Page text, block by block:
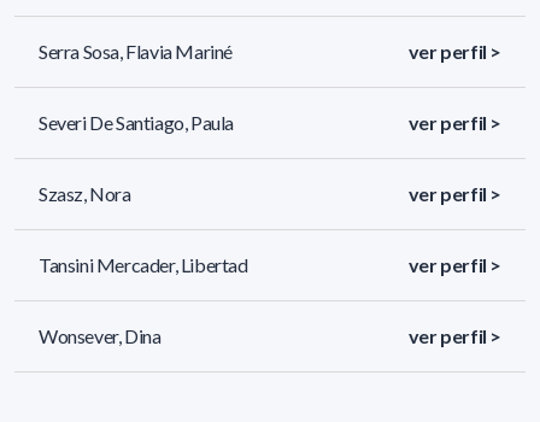
Serra Sosa, Flavia Mariné ver perfil >
Severi De Santiago, Paula ver perfil >
Szasz, Nora ver perfil >
Tansini Mercader, Libertad ver perfil >
Wonsever, Dina ver perfil >